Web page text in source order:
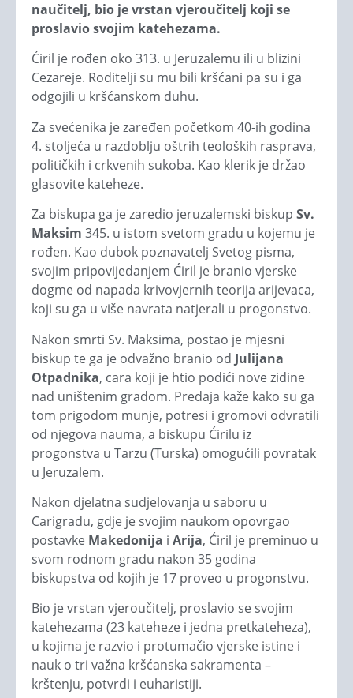
naučitelj, bio je vrstan vjeroučitelj koji se
proslavio svojim katehezama.
Ćiril je rođen oko 313. u Jeruzalemu ili u blizini
Cezareje. Roditelji su mu bili kršćani pa su i ga
odgojili u kršćanskom duhu.
Za svećenika je zaređen početkom 40-ih godina
4. stoljeća u razdoblju oštrih teoloških rasprava,
političkih i crkvenih sukoba. Kao klerik je držao
glasovite kateheze.
Za biskupa ga je zaredio jeruzalemski biskup Sv.
Maksim 345. u istom svetom gradu u kojemu je
rođen. Kao dubok poznavatelj Svetog pisma,
svojim pripovijedanjem Ćiril je branio vjerske
dogme od napada krivovjernih teorija arijevaca,
koji su ga u više navrata natjerali u progonstvo.
Nakon smrti Sv. Maksima, postao je mjesni
biskup te ga je odvažno branio od Julijana
Otpadnika, cara koji je htio podići nove zidine
nad uništenim gradom. Predaja kaže kako su ga
tom prigodom munje, potresi i gromovi odvratili
od njegova nauma, a biskupu Ćirilu iz
progonstva u Tarzu (Turska) omogućili povratak
u Jeruzalem.
Nakon djelatna sudjelovanja u saboru u
Carigradu, gdje je svojim naukom opovrgao
postavke Makedonija i Arija, Ćiril je preminuo u
svom rodnom gradu nakon 35 godina
biskupstva od kojih je 17 proveo u progonstvu.
Bio je vrstan vjeroučitelj, proslavio se svojim
katehezama (23 kateheze i jedna pretkateheza),
u kojima je razvio i protumačio vjerske istine i
nauk o tri važna kršćanska sakramenta –
krštenju, potvrdi i euharistiji.